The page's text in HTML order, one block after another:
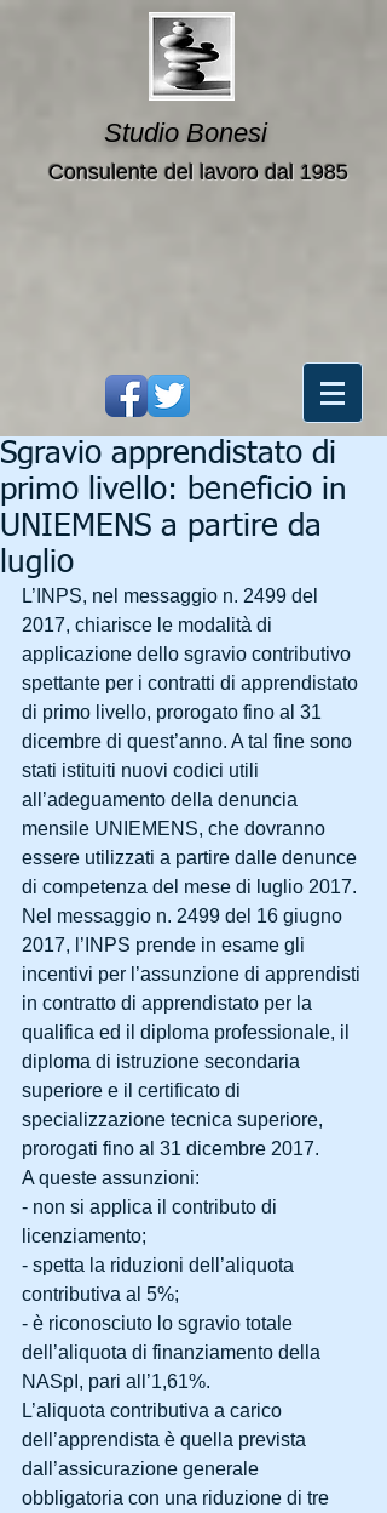
Studio Bonesi
Consulente del lavoro dal 1985
Sgravio apprendistato di
primo livello: beneficio in
UNIEMENS a partire da
luglio
L’INPS, nel messaggio n. 2499 del
2017, chiarisce le modalità di
applicazione dello sgravio contributivo
spettante per i contratti di apprendistato
di primo livello, prorogato fino al 31
dicembre di quest’anno. A tal fine sono
stati istituiti nuovi codici utili
all’adeguamento della denuncia
mensile UNIEMENS, che dovranno
essere utilizzati a partire dalle denunce
di competenza del mese di luglio 2017.
Nel messaggio n. 2499 del 16 giugno
2017, l’INPS prende in esame gli
incentivi per l’assunzione di apprendisti
in contratto di apprendistato per la
qualifica ed il diploma professionale, il
diploma di istruzione secondaria
superiore e il certificato di
specializzazione tecnica superiore,
prorogati fino al 31 dicembre 2017.
A queste assunzioni:
- non si applica il contributo di
licenziamento;
- spetta la riduzioni dell’aliquota
contributiva al 5%;
- è riconosciuto lo sgravio totale
dell’aliquota di finanziamento della
NASpI, pari all’1,61%.
L’aliquota contributiva a carico
dell’apprendista è quella prevista
dall’assicurazione generale
obbligatoria con una riduzione di tre